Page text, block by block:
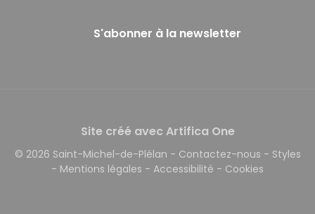
S'abonner à la newsletter
Site créé avec Artifica One
© 2026 Saint-Michel-de-Plélan - Contactez-nous - Styles
- Mentions légales - Accessibilité - Cookies